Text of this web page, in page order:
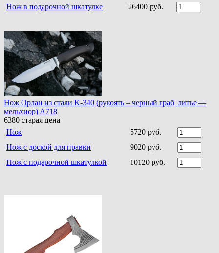
Нож в подарочной шкатулке
26400 руб.
Нож Орлан из стали K-340 (рукоять – черный граб, литье —
мельхиор) A718
6380 старая цена
Нож
5720 руб.
Нож с доской для правки
9020 руб.
Нож с подарочной шкатулкой
10120 руб.